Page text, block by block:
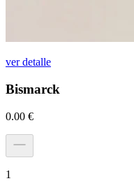
ver detalle
Bismarck
0.00 €
1